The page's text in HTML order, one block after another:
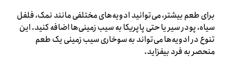
برای طعم بیشتر، می‌توانید ادویه‌های مختلفی مانند نمک، فلفل
سیاه، پودر سیر یا حتی پاپریکا به سیب زمینی‌ها اضافه کنید. این
تنوع در ادویه‌ها می‌تواند به سوخاری سیب زمینی یک طعم
منحصر به فرد بیفزاید.